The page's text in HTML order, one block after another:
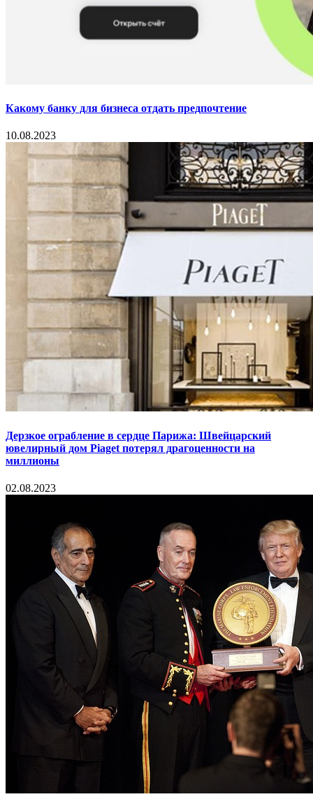
Какому банку для бизнеса отдать предпочтение
10.08.2023
Дерзкое ограбление в сердце Парижа: Швейцарский
ювелирный дом Piaget потерял драгоценности на
миллионы
02.08.2023